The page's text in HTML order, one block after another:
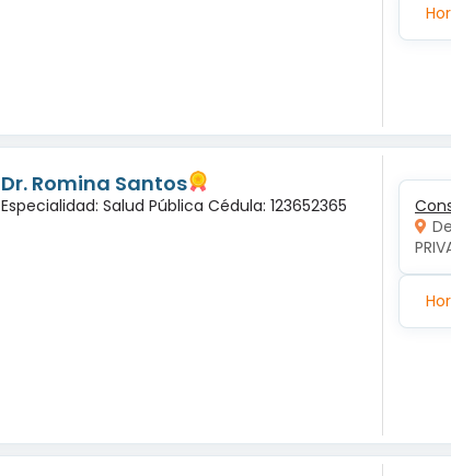
Dr. Romina Santos
Especialidad: Salud Pública Cédula: 123652365